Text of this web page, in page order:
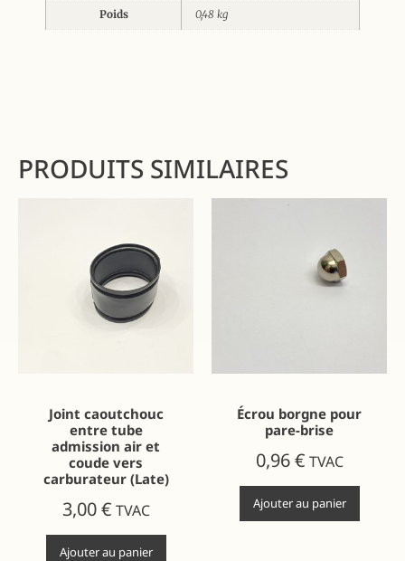
Poids 0,48 kg
PRODUITS SIMILAIRES
Joint caoutchouc
entre tube
admission air et
coude vers
carburateur (Late)
3,00€ TVAC
Ajouter au panier
Écrou borgne pour
pare-brise
0,96€ TVAC
Ajouter au panier